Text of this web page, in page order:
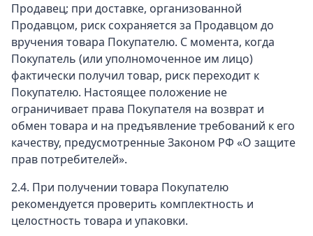
Продавец; при доставке, организованной
Продавцом, риск сохраняется за Продавцом до
вручения товара Покупателю. С момента, когда
Покупатель (или уполномоченное им лицо)
фактически получил товар, риск переходит к
Покупателю. Настоящее положение не
ограничивает права Покупателя на возврат и
обмен товара и на предъявление требований к его
качеству, предусмотренные Законом РФ «О защите
прав потребителей».
2.4. При получении товара Покупателю
рекомендуется проверить комплектность и
целостность товара и упаковки.